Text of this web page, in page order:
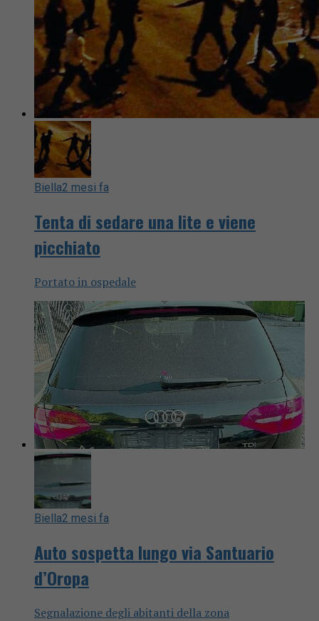
Biella2 mesi fa
Tenta di sedare una lite e viene
picchiato
Portato in ospedale
Biella2 mesi fa
Auto sospetta lungo via Santuario
d’Oropa
Segnalazione degli abitanti della zona